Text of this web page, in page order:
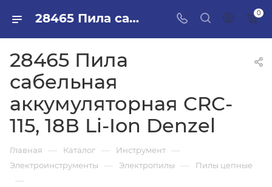
28465 Пила сабельная аккумуляторная CRC-115, 18В Li-Ion Denzel в ПИЛОН — купить стройматериалы в интернет-магазине ПИЛОН с доставкой оптом и в розницу 0
28465 Пила
сабельная
аккумуляторная CRC-
115, 18В Li-Ion Denzel
Главная — Каталог — Инструмент —
Электроинструменты — Электропилы — Пилы цепные
—